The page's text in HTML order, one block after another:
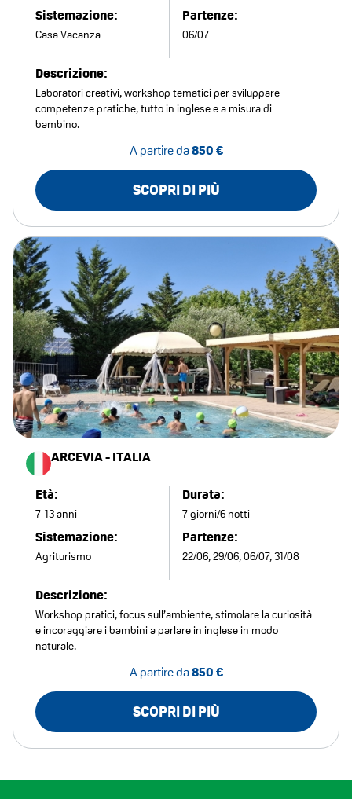
Sistemazione:
Casa Vacanza
Partenze:
06/07
Descrizione:
Laboratori creativi, workshop tematici per sviluppare
competenze pratiche, tutto in inglese e a misura di
bambino.
A partire da850 €
SCOPRI DI PIÙ
ARCEVIA - ITALIA
Età:
7-13 anni
Sistemazione:
Agriturismo
Durata:
7 giorni/6 notti
Partenze:
22/06, 29/06, 06/07, 31/08
Descrizione:
Workshop pratici, focus sull’ambiente, stimolare la curiosità
e incoraggiare i bambini a parlare in inglese in modo
naturale.
A partire da850 €
SCOPRI DI PIÙ